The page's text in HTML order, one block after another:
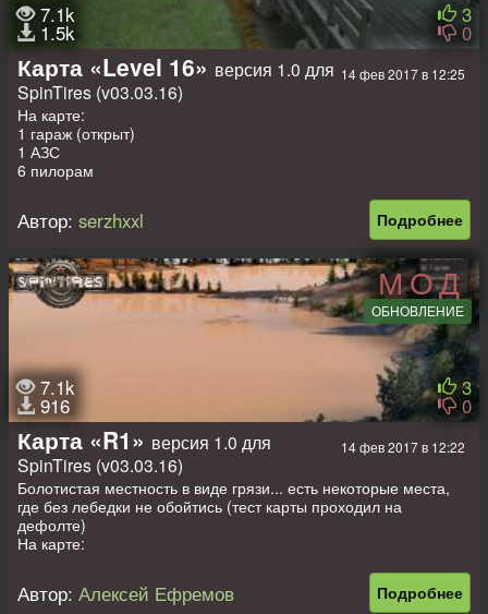
7.1k
1.5k
3
0
14 фев 2017 в 12:25
Карта «Level 16» версия 1.0 для
SpinTires (v03.03.16)
На карте:
1 гараж (открыт)
1 АЗС
6 пилорам
Подробнее
Автор: serzhxxl
МОД
ОБНОВЛЕНИЕ
7.1k
916
3
0
14 фев 2017 в 12:22
Карта «R1» версия 1.0 для
SpinTires (v03.03.16)
Болотистая местность в виде грязи... есть некоторые места,
где без лебедки не обойтись (тест карты проходил на
дефолте)
На карте:
2) заправки нет (но есть 2 маза 535 с топливной цистерной и
сервисные телеги - они вам и помогут)
Подробнее
Автор: Алексей Ефремов